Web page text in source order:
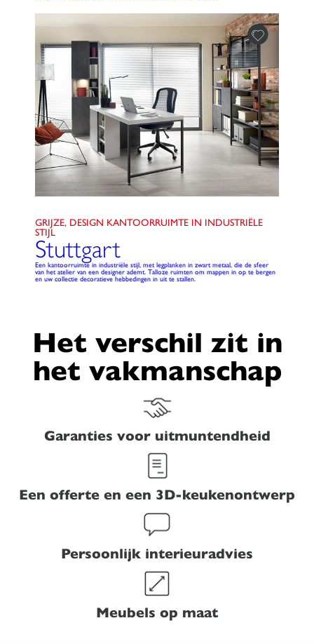
GRIJZE, DESIGN KANTOORRUIMTE IN INDUSTRIËLE
STIJL
Stuttgart
Een kantoorruimte in industriële stijl, met legplanken in zwart metaal, die de sfeer
van het atelier van een designer ademt. Talloze ruimten om mappen in op te bergen
en uw collectie decoratieve hebbedingen in uit te stallen.
Het verschil zit in
het vakmanschap
Garanties voor uitmuntendheid
Een offerte en een 3D-keukenontwerp
Persoonlijk interieuradvies
Meubels op maat